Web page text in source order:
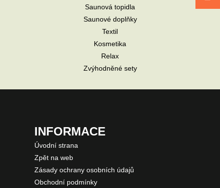
Saunová topidla
Saunové doplňky
Textil
Kosmetika
Relax
Zvýhodněné sety
INFORMACE
Úvodní strana
Zpět na web
Zásady ochrany osobních údajů
Obchodní podmínky